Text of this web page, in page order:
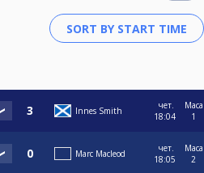
Innes Smith
чет.
18:04
Маса
1
Marc Macleod
чет.
18:05
Маса
2